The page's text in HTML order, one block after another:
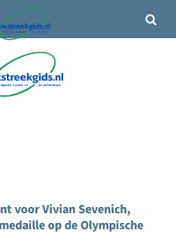
15°C• Vandaag 8° / 27°
voor Vivian Sevenich,
op de Olympische